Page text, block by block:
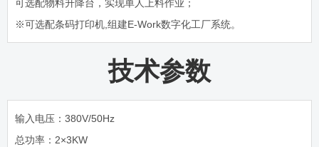
可选配物料升降台，实现单人上料作业；
※可选配条码打印机,组建E-Work数字化工厂系统。
技术参数
输入电压：380V/50Hz
总功率：2×3KW